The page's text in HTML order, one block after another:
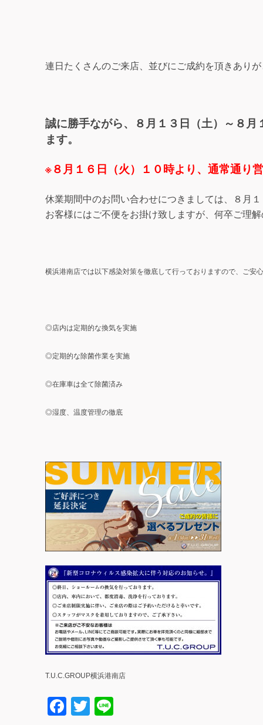
連日たくさんのご来店、並びにご成約を頂きあり
誠に勝手ながら、８月１３日（土）～８
ます。
※８月１６日（火）１０時より、通常通り
休業期間中のお問い合わせにつきましては、８月
お客様にはご不便をお掛け致しますが、何卒ご理
横浜港南店では以下感染対策を徹底して行っておりますので、ご安
◎店内は定期的な換気を実施
◎定期的な除菌作業を実施
◎在庫車は全て除菌済み
◎湿度、温度管理の徹底
T.U.C.GROUP横浜港南店
Facebook
Twitter